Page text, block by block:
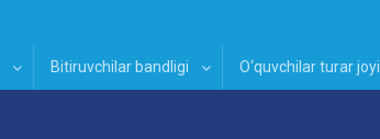
Bitiruvchilar bandligi O‘quvchilar turar joyi